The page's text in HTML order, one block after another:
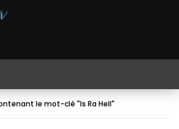
le mot-clé "Is Ra Hell"